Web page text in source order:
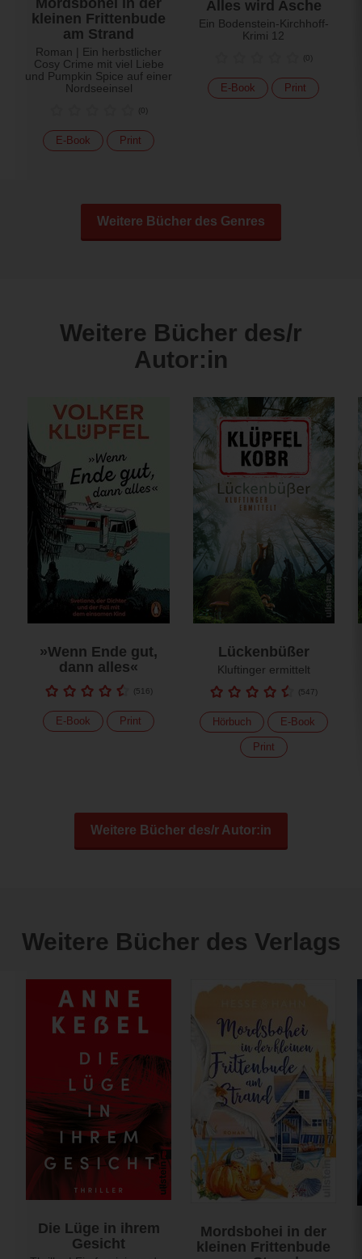
kleinen Frittenbude
am Strand
Roman | Ein herbstlicher
Cosy Crime mit viel Liebe
und Pumpkin Spice auf einer
Nordseeinsel
(0)
E-Book Print
Alles wird Asche
Ein Bodenstein-Kirchhoff-
Krimi 12
(0)
E-Book Print
Weitere Bücher des Genres
Weitere Bücher des/r
Autor:in
»Wenn Ende gut,
dann alles«
(516)
E-Book Print
Lückenbüßer
Kluftinger ermittelt
(547)
Hörbuch E-Book
Print
Weitere Bücher des/r Autor:in
Weitere Bücher des Verlags
Die Lüge in ihrem
Gesicht
Mordsbohei in der
kleinen Frittenbude